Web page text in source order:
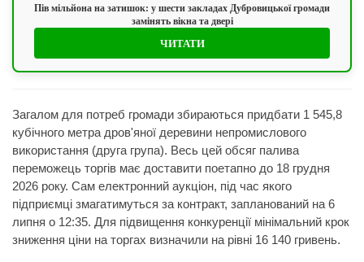
Пів мільйона на затишок: у шести закладах Дубровицької громади
замінять вікна та двері
ЧИТАТИ
Загалом для потреб громади збираються придбати 1 545,8
кубічного метра дров'яної деревини непромислового
використання (друга група). Весь цей обсяг палива
переможець торгів має доставити поетапно до 18 грудня
2026 року. Сам електронний аукціон, під час якого
підприємці змагатимуться за контракт, запланований на 6
липня о 12:35. Для підвищення конкуренції мінімальний крок
зниження ціни на торгах визначили на рівні 16 140 гривень.